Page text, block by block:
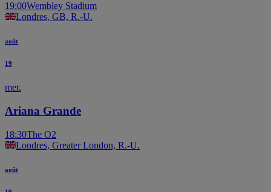
19:00Wembley Stadium
Londres, GB, R.-U.
août
19
mer.
Ariana Grande
18:30The O2
Londres, Greater London, R.-U.
août